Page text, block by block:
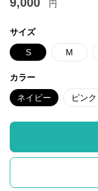
円
サイズ
S M
カラー
ネイビー ピンク